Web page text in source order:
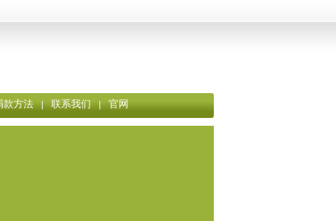
款方法 联系我们 官网